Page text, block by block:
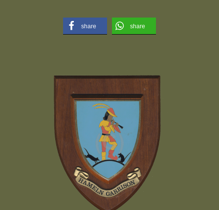
share share